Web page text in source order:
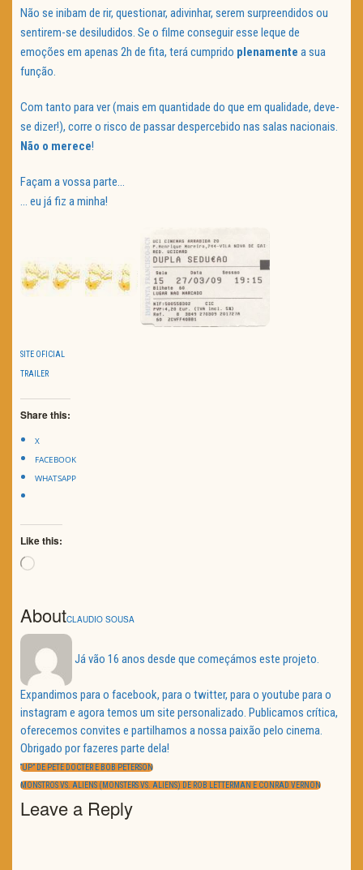
Não se inibam de rir, questionar, adivinhar, serem surpreendidos ou
sentirem-se desiludidos. Se o filme conseguir esse leque de
emoções em apenas 2h de fita, terá cumprido plenamente a sua
função.
Com tanto para ver (mais em quantidade do que em qualidade, deve-
se dizer!), corre o risco de passar despercebido nas salas nacionais.
Não o merece!
Façam a vossa parte…
… eu já fiz a minha!
SITE OFICIAL
TRAILER
Share this:
X
FACEBOOK
WHATSAPP
Like this:
Loading…
AboutCLAUDIO SOUSA
Já vão 16 anos desde que começámos este projeto.
Expandimos para o facebook, para o twitter, para o youtube para o
instagram e agora temos um site personalizado. Publicamos crítica,
oferecemos convites e partilhamos a nossa paixão pelo cinema.
Obrigado por fazeres parte dela!
Navegação
de
artigos
PREVIOUS
“UP” DE PETE DOCTER E BOB PETERSON
NEXT
MONSTROS VS. ALIENS (MONSTERS VS. ALIENS) DE ROB LETTERMAN E CONRAD VERNON
Leave a Reply